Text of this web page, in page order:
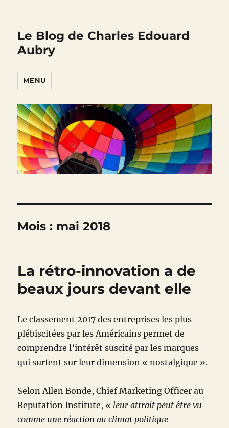
Le Blog de Charles Edouard
Aubry
MENU
Mois : mai 2018
La rétro-innovation a de
beaux jours devant elle
Le classement 2017 des entreprises les plus
plébiscitées par les Américains permet de
comprendre l’intérêt suscité par les marques
qui surfent sur leur dimension « nostalgique ».
Selon Allen Bonde, Chief Marketing Officer au
Reputation Institute, « leur attrait peut être vu
comme une réaction au climat politique